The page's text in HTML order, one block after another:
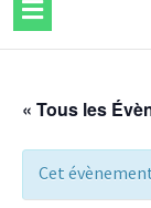
« Tous les
Cet